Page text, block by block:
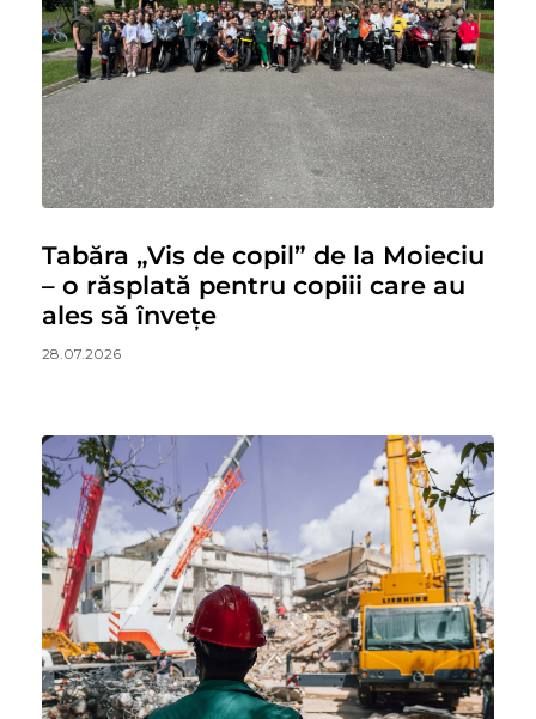
Tabăra „Vis de copil” de la Moieciu
– o răsplată pentru copiii care au
ales să învețe
28.07.2026